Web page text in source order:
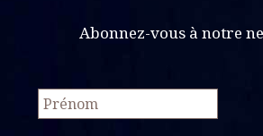
Abonnez-vous à notre